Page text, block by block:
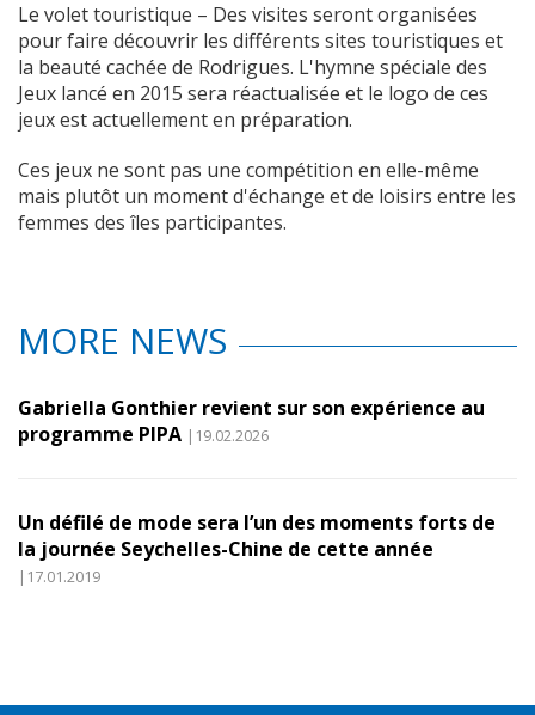
Le volet touristique – Des visites seront organisées
pour faire découvrir les différents sites touristiques et
la beauté cachée de Rodrigues. L'hymne spéciale des
Jeux lancé en 2015 sera réactualisée et le logo de ces
jeux est actuellement en préparation.
Ces jeux ne sont pas une compétition en elle-même
mais plutôt un moment d'échange et de loisirs entre les
femmes des îles participantes.
MORE NEWS
Gabriella Gonthier revient sur son expérience au
programme PIPA |19.02.2026
Un défilé de mode sera l’un des moments forts de
la journée Seychelles-Chine de cette année
|17.01.2019